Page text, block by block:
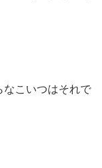
なこいつはそれで